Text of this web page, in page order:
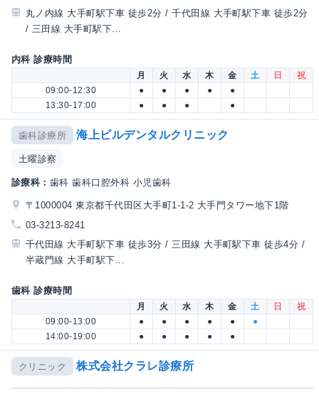
丸ノ内線 大手町駅下車 徒歩2分 / 千代田線 大手町駅下車 徒歩2分
/ 三田線 大手町駅下...
内科 診療時間
月 火 水 木 金 土 日
祝
09:00-12:30
● ● ● ●
●
13:30-17:00
● ● ● ●
歯科診療所 海上ビルデンタルクリニック
土曜診察
診療科： 歯科 歯科口腔外科 小児歯科
〒1000004 東京都千代田区大手町1-1-2 大手門タワー地下1階
03-3213-8241
千代田線 大手町駅下車 徒歩3分 / 三田線 大手町駅下車 徒歩4分 /
半蔵門線 大手町駅下...
歯科 診療時間
月 火 水 木 金 土 日
祝
09:00-13:00
● ● ● ● ●
●
14:00-19:00
● ● ● ● ●
クリニック 株式会社クラレ診療所